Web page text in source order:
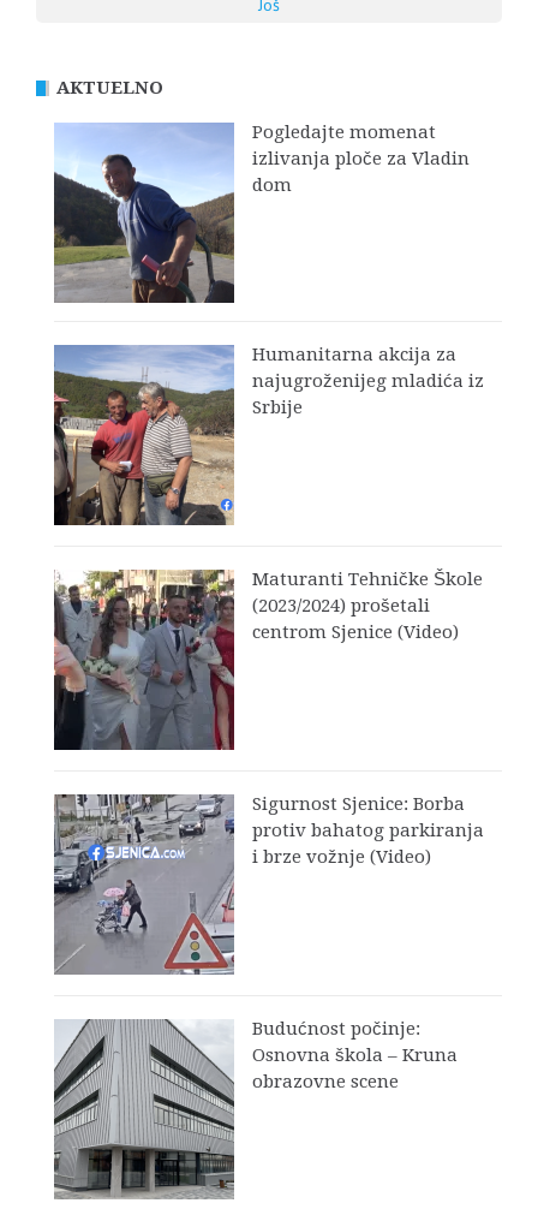
Još
AKTUELNO
Pogledajte momenat
izlivanja ploče za Vladin
dom
Humanitarna akcija za
najugroženijeg mladića iz
Srbije
Maturanti Tehničke Škole
(2023/2024) prošetali
centrom Sjenice (Video)
Sigurnost Sjenice: Borba
protiv bahatog parkiranja
i brze vožnje (Video)
Budućnost počinje:
Osnovna škola – Kruna
obrazovne scene